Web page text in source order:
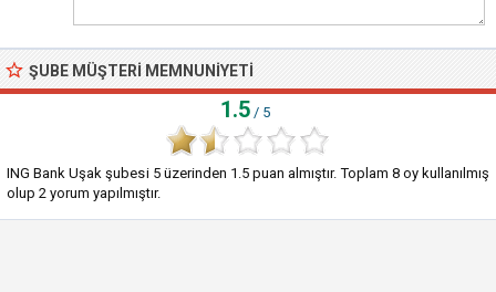
ŞUBE MÜŞTERI MEMNUNIYETI
1.5 / 5
ING Bank Uşak şubesi 5üzerinden 1.5 puan almıştır. Toplam 8oy kullanılmış
olup 2 yorum yapılmıştır.